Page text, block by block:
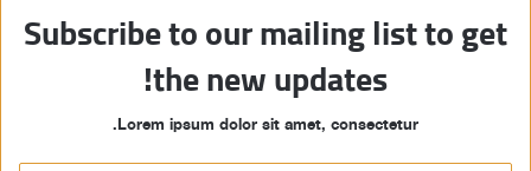
Subscribe to our mailing list to get
the new updates!
Lorem ipsum dolor sit amet, consectetur.